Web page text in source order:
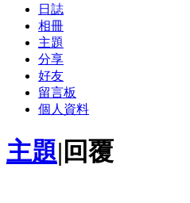
日誌
相冊
主題
分享
好友
留言板
個人資料
主題| 回覆